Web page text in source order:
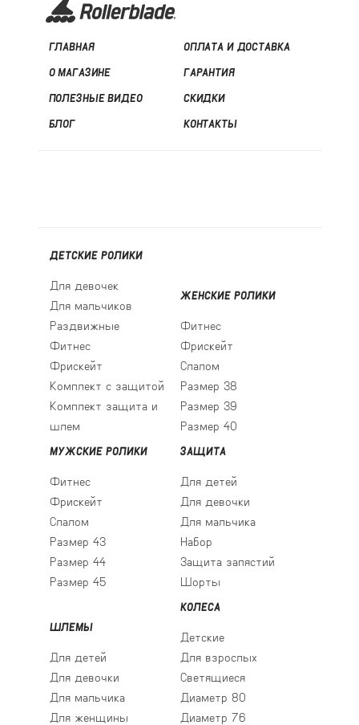
ГЛАВНАЯ
О МАГАЗИНЕ
ПОЛЕЗНЫЕ ВИДЕО
БЛОГ
ОПЛАТА И ДОСТАВКА
ГАРАНТИЯ
СКИДКИ
КОНТАКТЫ
ДЕТСКИЕ РОЛИКИ
Для девочек
Для мальчиков
Раздвижные
Фитнес
Фрискейт
Комплект с защитой
Комплект защита и
шлем
ЖЕНСКИЕ РОЛИКИ
Фитнес
Фрискейт
Слалом
Размер 38
Размер 39
Размер 40
МУЖСКИЕ РОЛИКИ
Фитнес
Фрискейт
Слалом
Размер 43
Размер 44
Размер 45
ЗАЩИТА
Для детей
Для девочки
Для мальчика
Набор
Защита запястий
Шорты
ШЛЕМЫ
Для детей
Для девочки
Для мальчика
Для женщины
КОЛЕСА
Детские
Для взрослых
Светящиеся
Диаметр 80
Диаметр 76